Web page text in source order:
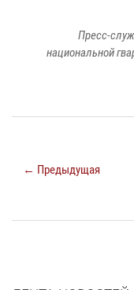
Пресс-
национальной
← Предыдущая